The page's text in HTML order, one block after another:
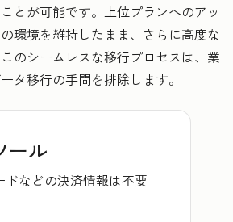
とが可能です。上位プランへのアッ
環境を維持したまま、さらに高度な
のシームレスな移行プロセスは、業
タ移行の手間を排除します。
ール
ドなどの決済情報は不要